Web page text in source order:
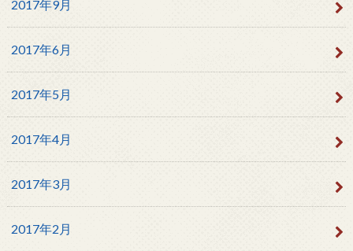
2017年9月
2017年6月
2017年5月
2017年4月
2017年3月
2017年2月